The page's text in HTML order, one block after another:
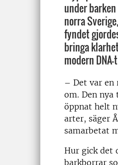
under
norra
fyndet
bringa
modern
­– Det var en
om. Den nya
öppnat helt
arter, säger
samarbetat
Hur gick det
barkborrar